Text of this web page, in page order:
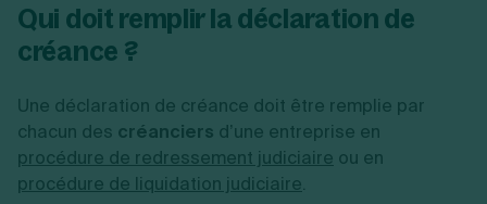
Fermeture d’une entreprise
Création d'entreprise
Qui doit remplir la déclaration de
créance ?
Une déclaration de créance doit être remplie par
chacun des créanciers d’une entreprise en
procédure de redressement judiciaire ou en
procédure de liquidation judiciaire.